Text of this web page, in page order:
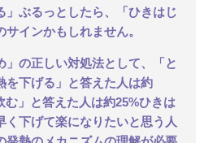
」ぶるっとしたら、「ひきはじ
インかもしれません。
」の正しい対処法として、「と
を下げる」と答えた人は約
む」と答えた人は約25%ひきは
く下げて楽になりたいと思う人